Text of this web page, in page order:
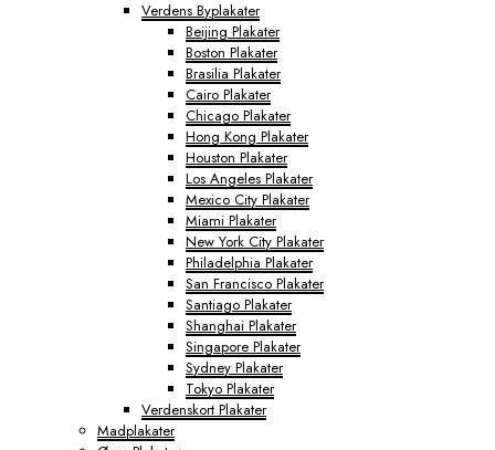
Verdens Byplakater
Beijing Plakater
Boston Plakater
Brasilia Plakater
Cairo Plakater
Chicago Plakater
Hong Kong Plakater
Houston Plakater
Los Angeles Plakater
Mexico City Plakater
Miami Plakater
New York City Plakater
Philadelphia Plakater
San Francisco Plakater
Santiago Plakater
Shanghai Plakater
Singapore Plakater
Sydney Plakater
Tokyo Plakater
Verdenskort Plakater
Madplakater